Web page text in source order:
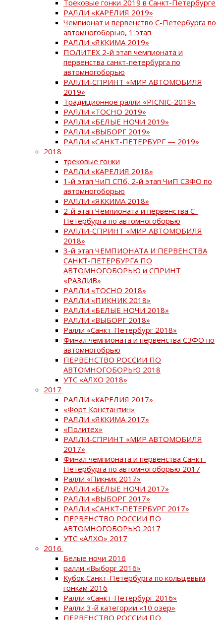
Трековые гонки 2019 в Санкт-Петербурге
РАЛЛИ «КАРЕЛИЯ 2019»
Чемпионат и первенство С-Петербурга по
автомногоборью, 1 этап
РАЛЛИ «ЯККИМА 2019»
ПОЛИТЕХ 2-й этап чемпионата и
первенства санкт-петербурга по
автомногоборью
РАЛЛИ-СПРИНТ «МИР АВТОМОБИЛЯ
2019»
Традиционное ралли «PICNIC-2019»
РАЛЛИ «ТОСНО 2019»
РАЛЛИ «БЕЛЫЕ НОЧИ 2019»
РАЛЛИ «ВЫБОРГ 2019»
РАЛЛИ «САНКТ-ПЕТЕРБУРГ — 2019»
2018
трековые гонки
РАЛЛИ «КАРЕЛИЯ 2018»
1-й этап ЧиП СПб, 2-й этап ЧиП СЗФО по
автомногоборью
РАЛЛИ «ЯККИМА 2018»
2-й этап Чемпионата и первенства С-
Петербурга по автомногоборью
РАЛЛИ-СПРИНТ «МИР АВТОМОБИЛЯ
2018»
3-й этап ЧЕМПИОНАТА И ПЕРВЕНСТВА
САНКТ-ПЕТЕРБУРГА ПО
АВТОМНОГОБОРЬЮ и СПРИНТ
«РАЗЛИВ»
РАЛЛИ «ТОСНО 2018»
РАЛЛИ «ПИКНИК 2018»
РАЛЛИ «БЕЛЫЕ НОЧИ 2018»
РАЛЛИ «ВЫБОРГ 2018»
Ралли «Санкт-Петербург 2018»
Финал чемпионата и первенства СЗФО по
автомногобрью
ПЕРВЕНСТВО РОССИИ ПО
АВТОМНОГОБОРЬЮ 2018
УТС «АЛХО 2018»
2017
РАЛЛИ «КАРЕЛИЯ 2017»
«Форт Константин»
РАЛЛИ «ЯККИМА 2017»
«Политех»
РАЛЛИ-СПРИНТ «МИР АВТОМОБИЛЯ
2017»
Финал чемпионата и первенства Санкт-
Петербурга по автомногоборью 2017
Ралли «Пикник 2017»
РАЛЛИ «БЕЛЫЕ НОЧИ 2017»
РАЛЛИ «ВЫБОРГ 2017»
РАЛЛИ «САНКТ-ПЕТЕРБУРГ 2017»
ПЕРВЕНСТВО РОССИИ ПО
АВТОМНОГОБОРЬЮ 2017
УТС «АЛХО» 2017
2016
Белые ночи 2016
ралли «Выборг 2016»
Кубок Санкт-Петербурга по кольцевым
гонкам 2016
Ралли «Санкт-Петербург 2016»
Ралли 3-й категории «10 озер»
ПЕРВЕНСТВО РОССИИ ПО